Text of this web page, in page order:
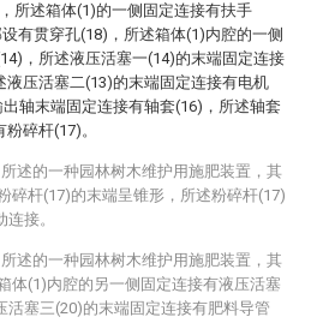
所述箱体(1)的一侧固定连接有扶手
有贯穿孔(18)，所述箱体(1)内腔的一侧
，所述液压活塞一(14)的末端固定连接
液压活塞二(13)的末端固定连接有电机
轴末端固定连接有轴套(16)，所述轴套
碎杆(17)。
述的一种园林树木维护用施肥装置，其
碎杆(17)的末端呈锥形，所述粉碎杆(17)
接。
述的一种园林树木维护用施肥装置，其
体(1)内腔的另一侧固定连接有液压活塞
活塞三(20)的末端固定连接有肥料导管